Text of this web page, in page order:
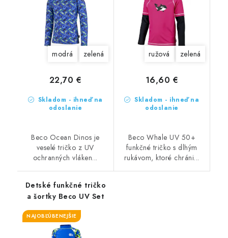
modrá zelená
Skladom - ihneď na
odoslanie
22,70 €
Beco Ocean Dinos je
veselé tričko z UV
ochranných vláken...
ružová zelená
Skladom - ihneď na
odoslanie
16,60 €
Beco Whale UV 50+
funkčné tričko s dlhým
rukávom, ktoré chráni...
Detské funkčné tričko
a šortky Beco UV Set
NAJOBĽÚBENEJŠIE